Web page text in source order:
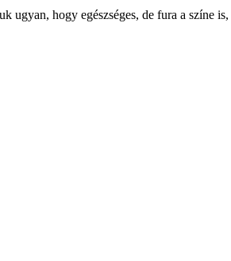
ugyan, hogy egészséges, de fura a